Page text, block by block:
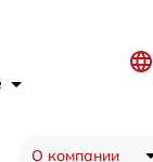
О компании